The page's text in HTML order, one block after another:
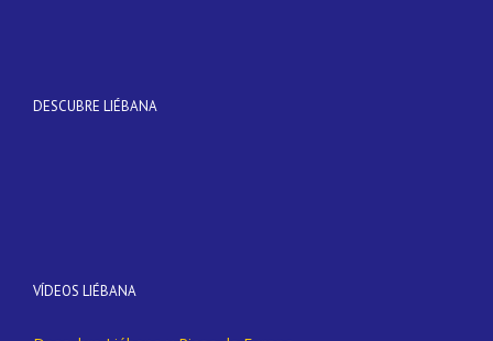
DESCUBRE LIÉBANA
VÍDEOS LIÉBANA